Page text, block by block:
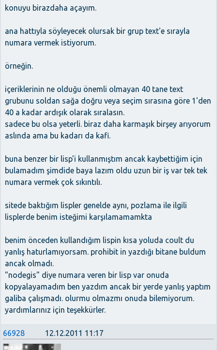
konuyu birazdaha açayım.
ana hattıyla söyleyecek olursak bir grup text'e sırayla
numara vermek istiyorum.
örneğin.
içeriklerinin ne olduğu önemli olmayan 40 tane text
grubunu soldan sağa doğru veya seçim sırasına göre 1'den
40 a kadar ardışık olarak sıralasın.
sadece bu olsa yeterli. biraz daha karmaşık birşey arıyorum
aslında ama bu kadarı da kafi.
buna benzer bir lisp'i kullanmıştım ancak kaybettiğim için
bulamadım şimdide baya lazım oldu uzun bir iş var tek tek
numara vermek çok sıkıntılı.
sitede baktığım lispler genelde aynı, pozlama ile ilgili
lisplerde benim isteğimi karşılamamamkta
benim önceden kullandığım lispin kısa yoluda coult du
yanlış haturlamıyorsam. prohibit in yazdığı bitane buldum
ancak olmadı.
"nodegis" diye numara veren bir lisp var onuda
kopyalayamadım ben yazdım ancak bir yerde yanlış yaptım
galiba çalışmadı. olurmu olmazmı onuda bilemiyorum.
yardımlarınız için teşekkürler.
66928 12.12.2011 11:17